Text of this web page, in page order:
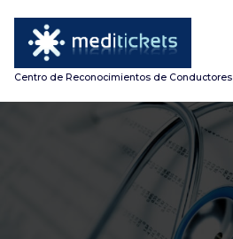
content
Centro de Reconocimientos de Conductores